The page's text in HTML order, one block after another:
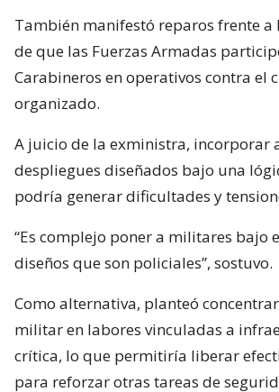
También manifestó reparos frente
de que las Fuerzas Armadas
Carabineros en operativos contra el
organizado.
A juicio de la exministra, incorporar
despliegues diseñados bajo una
podría generar dificultades y
“Es complejo poner a militares bajo
diseños que son policiales”, sostuvo.
Como alternativa, planteó
militar en labores vinculadas a
crítica, lo que permitiría liberar
para reforzar otras tareas de